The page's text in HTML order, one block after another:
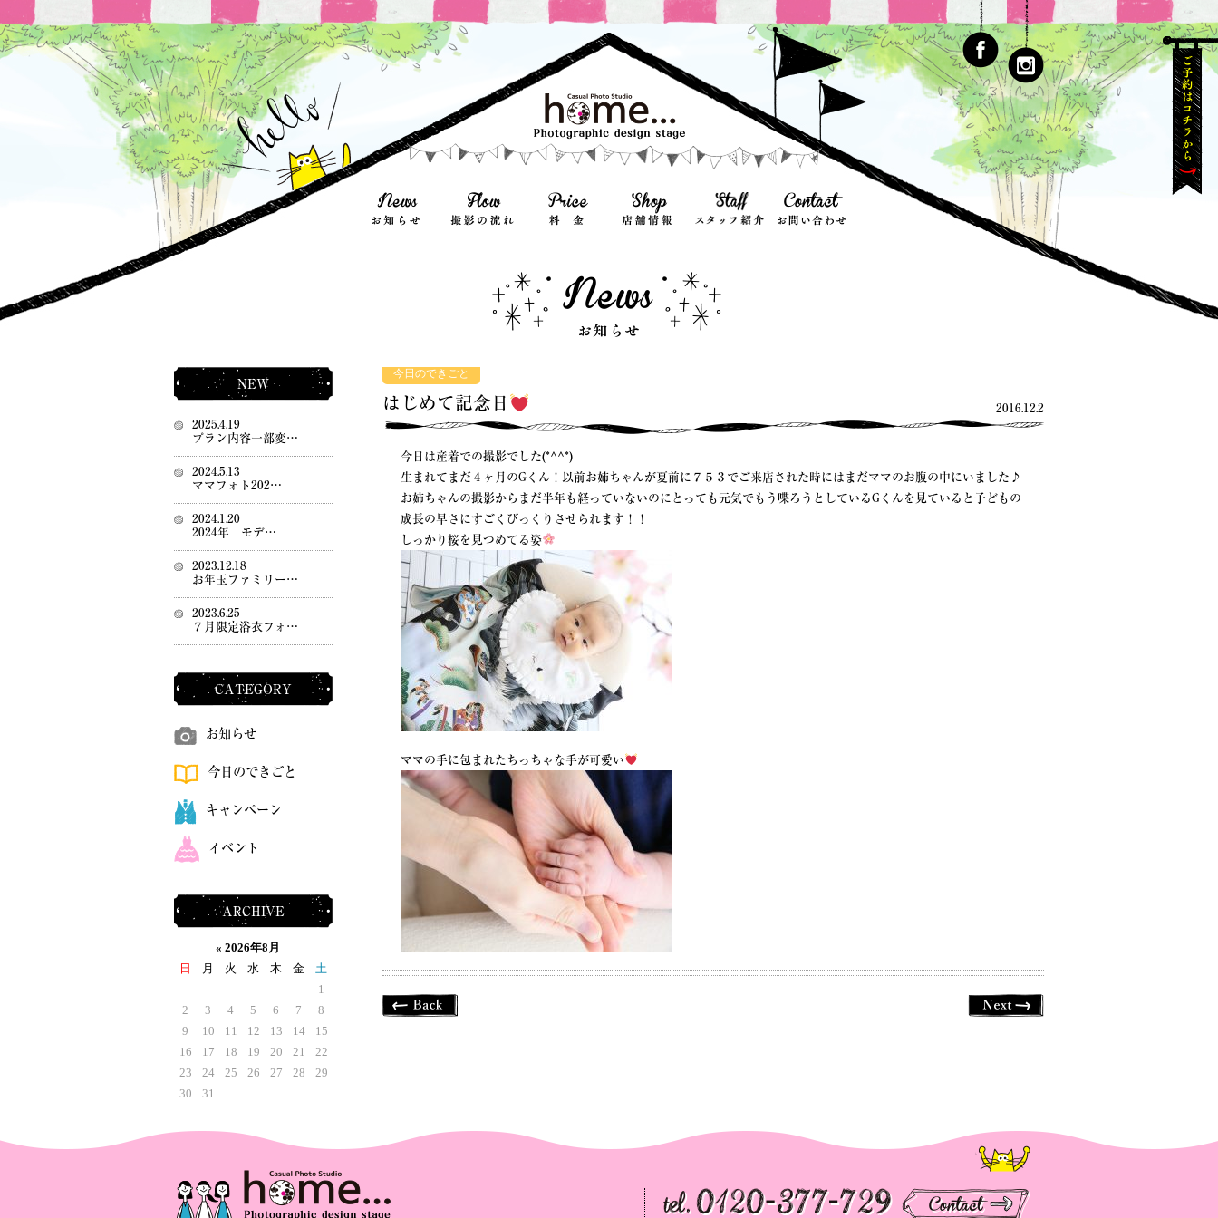
今日のできごと
はじめて記念日 2016.12.2
今日は産着での撮影でした(*^^*)
生まれてまだ４ヶ月のGくん！以前お姉ちゃんが夏前に７５３でご来店された時にはまだママのお腹の中にいました♪
お姉ちゃんの撮影からまだ半年も経っていないのにとっても元気でもう喋ろうとしているGくんを見ていると子どもの
成長の早さにすごくびっくりさせられます！！
しっかり桜を見つめてる姿
ママの手に包まれたちっちゃな手が可愛い
NEW
2025.4.19
プラン内容一部変…
2024.5.13
ママフォト202…
2024.1.20
2024年 モデ…
2023.12.18
お年玉ファミリー…
2023.6.25
７月限定浴衣フォ…
CATEGORY
お知らせ
今日のできごと
キャンペーン
イベント
ARCHIVE
« 2026年8月
日
月 火 水 木 金
土
1
2
3 4 5 6 7
8
9
10 11 12 13 14
15
16
17 18 19 20 21
22
23
24 25 26 27 28
29
30
31